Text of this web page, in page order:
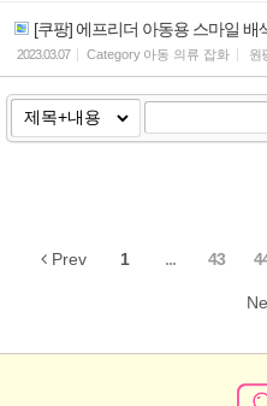
[쿠팡] 에프리더 아동용 스마일 배
2023.03.07 Category 아동 의류 잡화 원
Prev 1 ... 43